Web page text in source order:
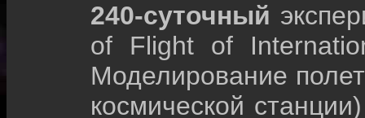
240-суточный
of Flight of
Моделирование
космической